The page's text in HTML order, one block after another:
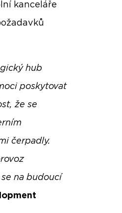
kanceláře
hub
poskytovat
že se
čerpadly.
na budoucí